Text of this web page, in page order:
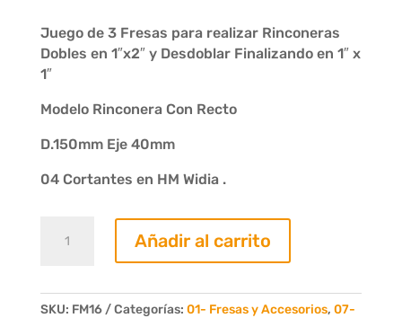
Juego de 3 Fresas para realizar Rinconeras
Dobles en 1″x2″ y Desdoblar Finalizando en 1″ x
1″
Modelo Rinconera Con Recto
D.150mm Eje 40mm
04 Cortantes en HM Widia .
Rinconera
Añadir al carrito
SKU: FM16 Categorías: 01- Fresas y Accesorios, 07-